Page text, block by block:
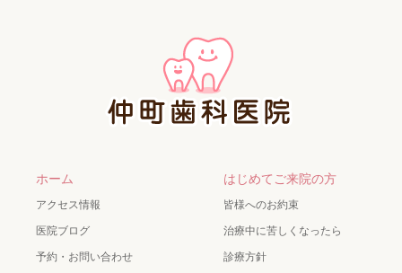
ホーム
アクセス情報
医院ブログ
予約・お問い合わせ
はじめてご来院の方
皆様へのお約束
治療中に苦しくなったら
診療方針